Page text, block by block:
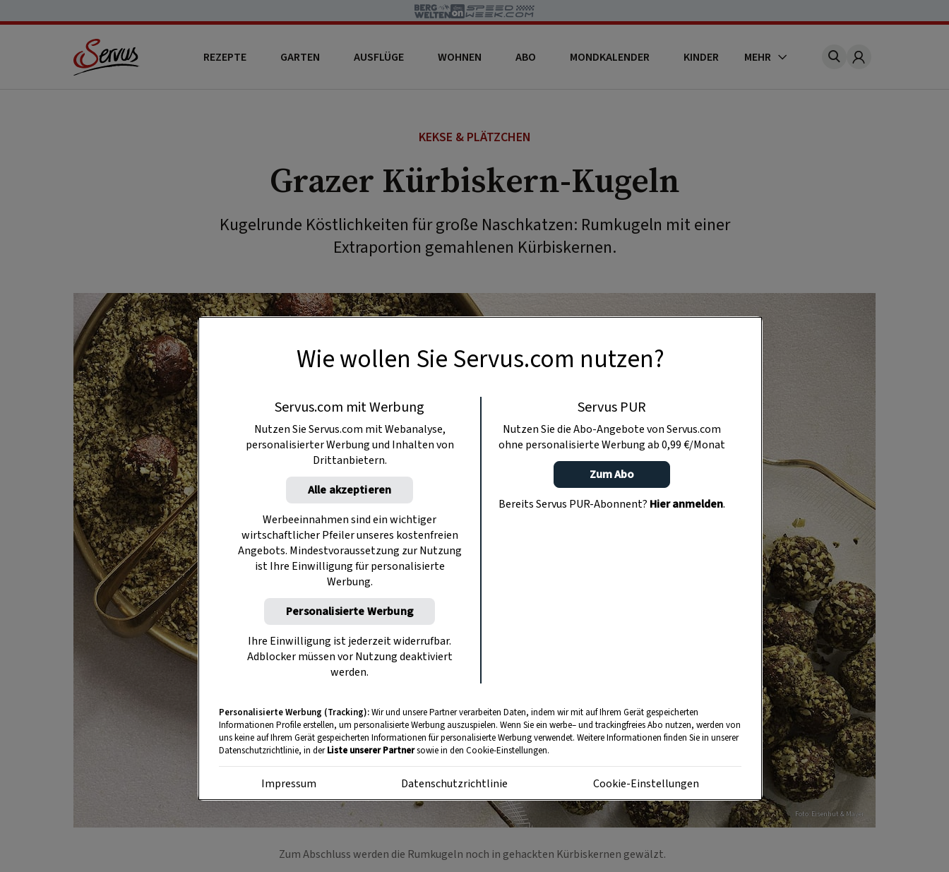
REZEPTE GARTEN AUSFLÜGE WOHNEN ABO MONDKALENDER KINDER MEHR Account
KEKSE & PLÄTZCHEN
Grazer Kürbiskern-Kugeln
Kugelrunde Köstlichkeiten für große Naschkatzen: Rumkugeln mit einer
Extraportion gemahlenen Kürbiskernen.
Foto: Eisenhut & Mayer
Zum Abschluss werden die Rumkugeln noch in gehackten Kürbiskernen gewälzt.
Wie wollen Sie Servus.com nutzen?
Servus.com mit Werbung
Nutzen Sie Servus.com mit Webanalyse,
personalisierter Werbung und Inhalten von
Drittanbietern.
Alle akzeptieren
Werbeeinnahmen sind ein wichtiger
wirtschaftlicher Pfeiler unseres kostenfreien
Angebots. Mindestvoraussetzung zur Nutzung
ist Ihre Einwilligung für personalisierte
Werbung.
Personalisierte Werbung
Ihre Einwilligung ist jederzeit widerrufbar.
Adblocker müssen vor Nutzung deaktiviert
werden.
Servus PUR
Nutzen Sie die Abo-Angebote von Servus.com
ohne personalisierte Werbung ab 0,99 €/Monat
Zum Abo
Bereits Servus PUR-Abonnent? Hier anmelden.
Personalisierte Werbung (Tracking):Wir und unsere Partner verarbeiten Daten, indem wir mit auf Ihrem Gerät gespeicherten
Informationen Profile erstellen, um personalisierte Werbung auszuspielen. Wenn Sie ein werbe– und trackingfreies Abo nutzen, werden von
uns keine auf Ihrem Gerät gespeicherten Informationen für personalisierte Werbung verwendet. Weitere Informationen finden Sie in unserer
Datenschutzrichtlinie, in derListe unserer Partnersowie in den Cookie-Einstellungen.
Impressum Datenschutzrichtlinie Cookie-Einstellungen